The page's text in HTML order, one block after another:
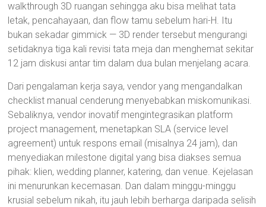
walkthrough 3D ruangan sehingga aku bisa melihat tata
letak, pencahayaan, dan flow tamu sebelum hari-H. Itu
bukan sekadar gimmick — 3D render tersebut mengurangi
setidaknya tiga kali revisi tata meja dan menghemat sekitar
12 jam diskusi antar tim dalam dua bulan menjelang acara.
Dari pengalaman kerja saya, vendor yang mengandalkan
checklist manual cenderung menyebabkan miskomunikasi.
Sebaliknya, vendor inovatif mengintegrasikan platform
project management, menetapkan SLA (service level
agreement) untuk respons email (misalnya 24 jam), dan
menyediakan milestone digital yang bisa diakses semua
pihak: klien, wedding planner, katering, dan venue. Kejelasan
ini menurunkan kecemasan. Dan dalam minggu-minggu
krusial sebelum nikah, itu jauh lebih berharga daripada selisih